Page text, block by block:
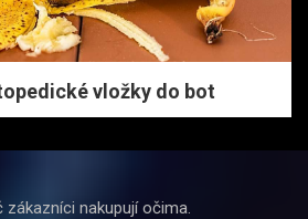
vložky do bot
nakupují očima.